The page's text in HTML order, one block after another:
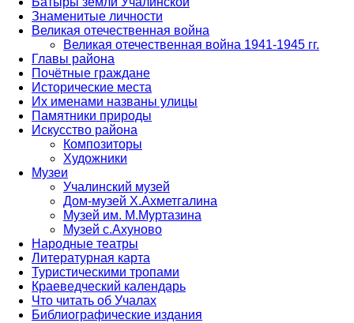
Знаменитые личности
Великая отечественная война
Великая отечественная война 1941-1945 гг.
Главы района
Почётные граждане
Исторические места
Их именами названы улицы
Памятники природы
Искусство района
Композиторы
Художники
Музеи
Учалинский музей
Дом-музей Х.Ахметгалина
Музей им. М.Муртазина
Музей с.Ахуново
Народные театры
Литературная карта
Туристическими тропами
Краеведческий календарь
Что читать об Учалах
Библиографические издания